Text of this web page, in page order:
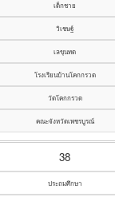
เด็กชาย
วิเชษฐ์
เลขุนทด
โรงเรียนบ้านโคกกรวด
วัดโคกกรวด
คณะจังหวัดเพชรบูรณ์
38
ประถมศึกษา